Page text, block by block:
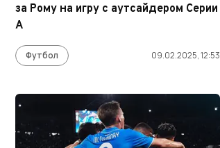
за Рому на игру с аутсайдером Серии
А
Футбол 09.02.2025, 12:53